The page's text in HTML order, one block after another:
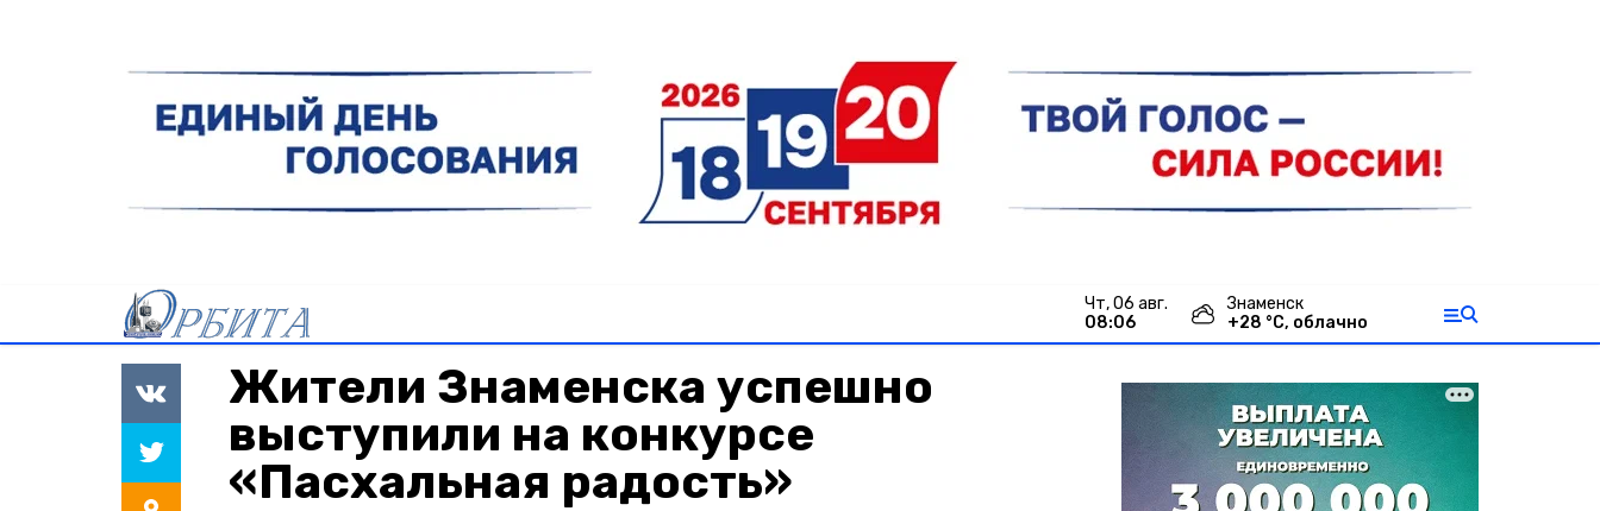
чт, 06 авг.
08:07
Знаменск
+28 °С, облачно
Жители Знаменска успешно
выступили на конкурсе
«Пасхальная радость»